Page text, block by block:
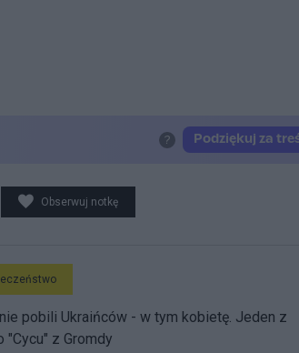
Obserwuj notkę
pobili Ukraińców - w tym kobietę. Jeden z
"Cycu" z Gromdy